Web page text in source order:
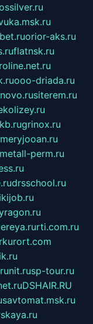
orior-aks.ru
flatnsk.ru
ooo-driada.ru
siterem.ru
grinox.ru
metall-perm.ru
drsschool.ru
rti.com.ru
sp-tour.ru
DSHAIR.RU